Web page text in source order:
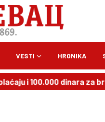
VESTI HRONIKA
i 100.000 dinara za